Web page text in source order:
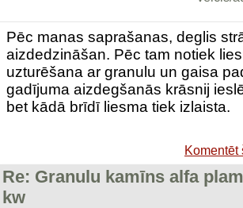
Pēc manas saprašanas, deglis
aizdedzināšan. Pēc tam notiek
uzturēšana ar granulu un gaisa
gadījuma aizdegšanās krāsnij
bet kādā brīdī liesma tiek izlaista.
Komentēt
Re: Granulu kamīns alfa
kw